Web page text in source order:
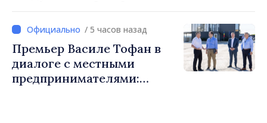
затрагивает нас
/ 5 часов назад
Премьер Василе Тофан в
диалоге с местными
предпринимателями: